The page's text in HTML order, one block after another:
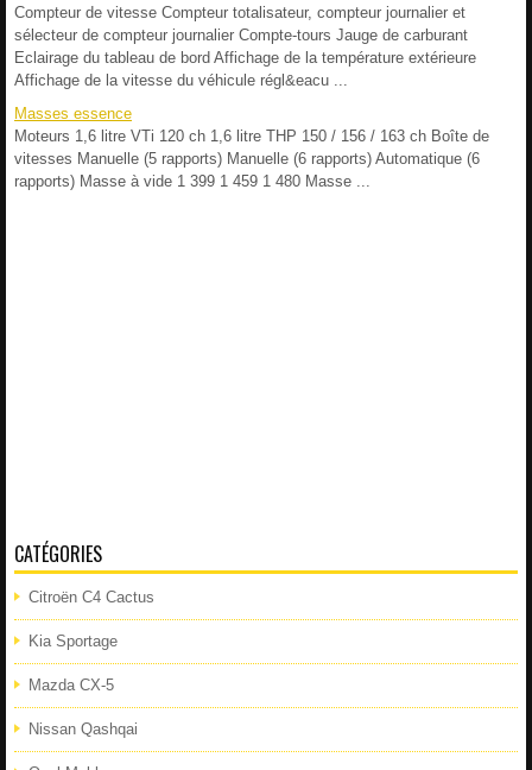
Compteur de vitesse Compteur totalisateur, compteur journalier et
sélecteur de compteur journalier Compte-tours Jauge de carburant
Eclairage du tableau de bord Affichage de la température extérieure
Affichage de la vitesse du véhicule régl&eacu ...
Masses essence
Moteurs 1,6 litre VTi 120 ch 1,6 litre THP 150 / 156 / 163 ch Boîte de
vitesses Manuelle (5 rapports) Manuelle (6 rapports) Automatique (6
rapports) Masse à vide 1 399 1 459 1 480 Masse ...
CATÉGORIES
Citroën C4 Cactus
Kia Sportage
Mazda CX-5
Nissan Qashqai